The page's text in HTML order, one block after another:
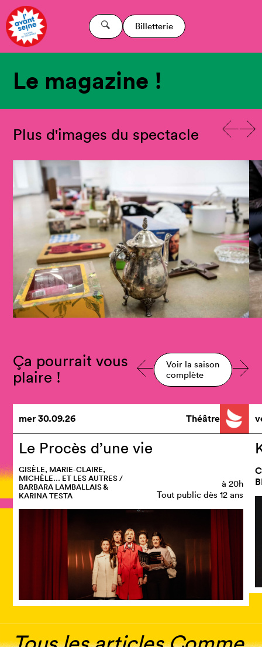
Billetterie
Le magazine !
Plus d'images du spectacle
Ça pourrait vous
plaire !
Voir la saison
complète
mer30.09.26 Théâtre
Le Procès d’une vie
GISÈLE, MARIE-CLAIRE,
MICHÈLE… ET LES AUTRES /
BARBARA LAMBALLAIS &
KARINA TESTA
à 20h
Tout public dès 12 ans